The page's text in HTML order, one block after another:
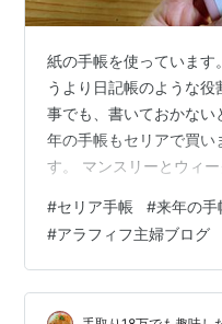
紙の手帳を使っていま
うより日記帳のような
事でも、書いておかな
年の手帳もセリアで買い
す。 マンスリーとウィ
余白には犬のトリミング
確定じゃないけど行きた
時を書いたりしていま
日記として使用。 ここ
#セリア手帳 #来年の手
#アラフィフ主婦ブログ